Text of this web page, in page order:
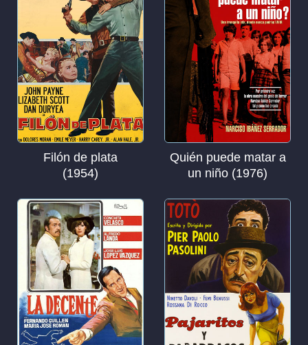
Filón de plata
(1954)
Quién puede matar a
un niño (1976)